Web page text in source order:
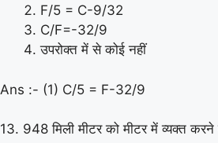
F/5 = C-9/32
C/F=-32/9
उपरोक्त में से कोई नहीं
Ans :- (1) C/5 = F-32/9
13. 948 मिली मीटर को मीटर में व्यक्त करने